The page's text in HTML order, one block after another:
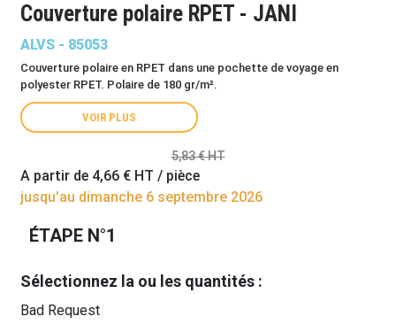
Couverture polaire RPET - JANI
ALVS - 85053
Couverture polaire en RPET dans une pochette de voyage en
polyester RPET. Polaire de 180 gr/m².
VOIR PLUS
5,83 € HT
A partir de 4,66 € HT / pièce
jusqu'au dimanche 6 septembre 2026
ÉTAPE N°1
Sélectionnez la ou les quantités :
Bad Request